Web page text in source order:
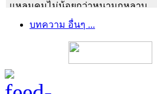
แหลมคมไม่น้อยกว่าหนามกุหลาบ
พ่อของป๋าตายตั้งแต่ป๋ายังเด็ก แม่
ด้วยการตัดเย็บเสี้อผ้า ...
บทความ อื่นๆ ...